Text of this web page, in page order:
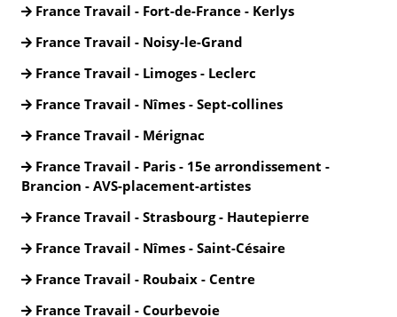
France Travail - Fort-de-France - Kerlys
France Travail - Noisy-le-Grand
France Travail - Limoges - Leclerc
France Travail - Nîmes - Sept-collines
France Travail - Mérignac
France Travail - Paris - 15e arrondissement -
Brancion - AVS-placement-artistes
France Travail - Strasbourg - Hautepierre
France Travail - Nîmes - Saint-Césaire
France Travail - Roubaix - Centre
France Travail - Courbevoie